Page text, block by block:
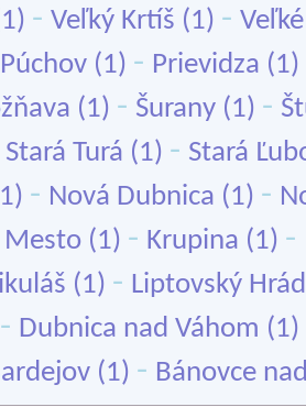
- Veľký Krtíš (1) -
Púchov (1) - Prievidza (1)
(1) - Šurany (1) -
Stará Turá (1) - Stará
- Nová Dubnica (1) -
Mesto (1) - Krupina (1) -
(1) - Liptovský
- Dubnica nad Váhom (1)
(1) - Bánovce